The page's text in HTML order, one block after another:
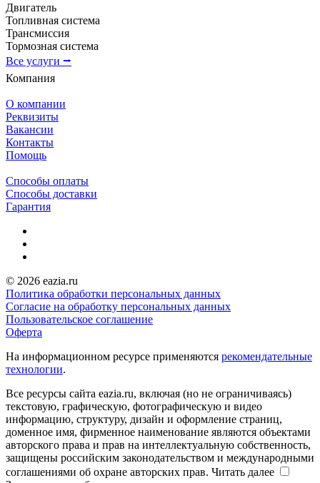
Двигатель
Топливная система
Трансмиссия
Тормозная система
Все услуги ⭢
Компания
О компании
Реквизиты
Вакансии
Контакты
Помощь
Способы оплаты
Способы доставки
Гарантия
© 2026 eazia.ru
Политика обработки персональных данных
Согласие на обработку персональных данных
Пользовательское соглашение
Оферта
На информационном ресурсе применяются рекомендательные
технологии.
Все ресурсы сайта eazia.ru, включая (но не ограничиваясь)
текстовую, графическую, фотографическую и видео
информацию, структуру, дизайн и оформление страниц,
доменное имя, фирменное наименование являются объектами
авторского права и прав на интеллектуальную собственность,
защищены российским законодательством и международными
соглашениями об охране авторских прав. Читать далее